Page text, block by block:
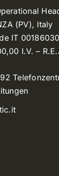
(PV), Italy
IT
I.V. –